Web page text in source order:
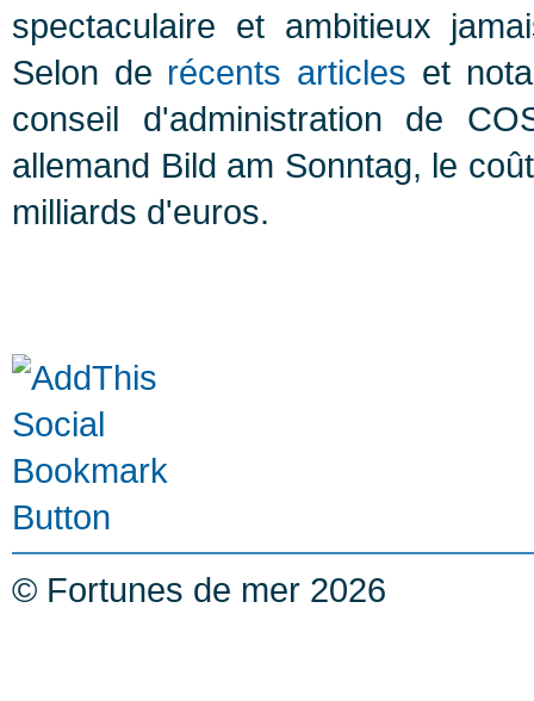
spectaculaire et ambitieux
Selon de récents articles et
conseil d'administration de
allemand Bild am Sonntag, le
milliards d'euros.
© Fortunes de mer 2026